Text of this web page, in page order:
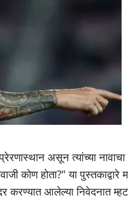
प्रेरणास्थान असून त्यांच्या
होता?" या पुस्तकाद्वारे
करण्यात आलेल्या निवेदनात